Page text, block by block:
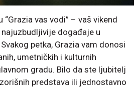
“Grazia vas vodi” – vaš vikend
događaje u
petka, Grazia vam donosi
umetničkih i kulturnih
gradu. Bilo da ste ljubitelj
predstava ili jednostavno